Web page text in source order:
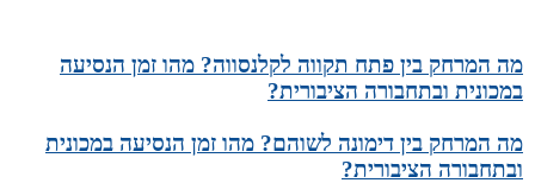
מה המרחק בין פתח תקווה לקלנסווה? מהו זמן הנסיעה
במכונית ובתחבורה הציבורית?
מה המרחק בין דימונה לשוהם? מהו זמן הנסיעה במכונית
ובתחבורה הציבורית?